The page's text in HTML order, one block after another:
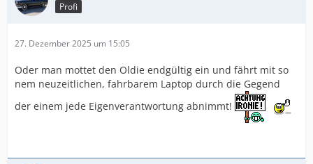
Profi
27. Dezember 2025 um 15:05
Oder man mottet den Oldie endgültig ein und fährt mit so
nem neuzeitlichen, fahrbarem Laptop durch die Gegend
der einem jede Eigenverantwortung abnimmt!